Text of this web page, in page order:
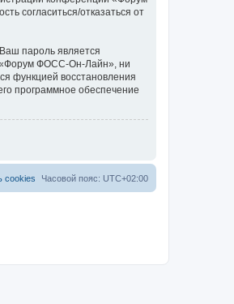
согласиться/отказаться от
пароль является
«Форум ФОСС-Он-Лайн», ни
функцией восстановления
программное обеспечение
Часовой пояс: UTC+02:00
cookies